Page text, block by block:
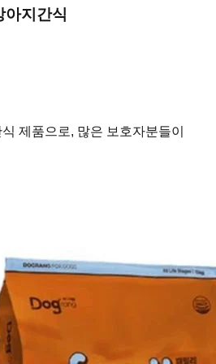
아지간식
제품으로, 많은 보호자분들이